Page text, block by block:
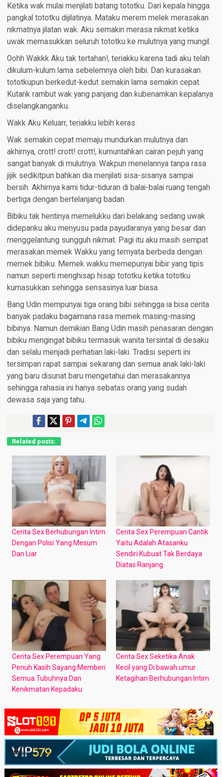
Ketika wak mulai menjilati batang tototku. Dari kepala hingga
pangkal tototku dijilatinya. Mataku merem melek merasakan
nikmatnya jilatan wak. Aku semakin merasa nikmat ketika
uwak memasukkan seluruh tototku ke mulutnya yang mungil.
Oohh Wakkk Aku tak tertahan!, teriakku karena tadi aku telah
dikulum-kulum lama sebelemnya oleh bibi. Dan kurasakan
tototkupun berkedut-kedut semakin lama semakin cepat.
Kutarik rambut wak yang panjang dan kubenamkan kepalanya
diselangkanganku.
Wakk Aku Keluarr, teriakku lebih keras.
Wak semakin cepat memaju mundurkan mulutnya dan
akhirnya, crott! crott! crott!, kumuntahkan cairan pejuh yang
sangat banyak di mulutnya. Wakpun menelannya tanpa rasa
jijik sedikitpun bahkan dia menjilati sisa-sisanya sampai
bersih. Akhirnya kami tidur-tiduran di balai-balai ruang tengah
bertiga dengan bertelanjang badan.
Bibiku tak hentinya memelukku dari belakang sedang uwak
didepanku aku menyusu pada payudaranya yang besar dan
menggelantung sungguh nikmat. Pagi itu aku masih sempat
merasakan memek Wakku yang ternyata berbeda dengan
memek bibiku. Memek wakku memepunyai bibir yang tipis
namun seperti menghisap hisap tototku ketika tototku
kumasukkan sehingga sensasinya luar biasa.
Bang Udin mempunyai tiga orang bibi sehingga ia bisa cerita
banyak padaku bagaimana rasa memek masing-masing
bibinya. Namun demikian Bang Udin masih penasaran dengan
bibiku mengingat bibiku termasuk wanita tersintal di desaku
dan selalu menjadi perhatian laki-laki. Tradisi seperti ini
tersimpan rapat sampai sekarang dan semua anak laki-laki
yang baru disunat baru mengetahui dan merasakannya
sehingga rahasia ini hanya sebatas orang yang sudah
dewasa saja yang tahu.
Related posts:
Cerita Sex Berhubungan Intim
Dengan Polisi Yang Mesum
Dan Liar
Cerita Sex Perempuan Cantik
Yaitu Adalah Atasanku
Sendiri Kubuat Tak Berdaya
Diatas Ranjang
Cerita Sex Perempuan Yang
Penuh Kasih Sayang Memberi
Semua Tubuhnya Dan
Kenikmatan Kepadaku
Cerita Sex Seketika Anak
Kecil yang Di bawah umur
Ketagihan Berhubungan Intim